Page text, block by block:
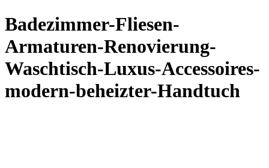
Badezimmer-Fliesen-
Armaturen-Renovierung-
Waschtisch-Luxus-Accessoires-
modern-beheizter-Handtuch